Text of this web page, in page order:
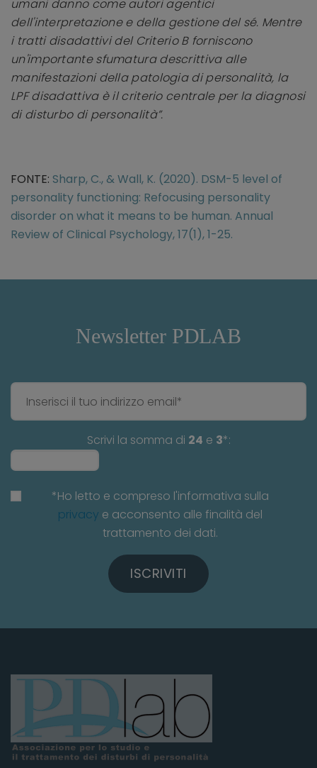
umani danno come autori agentici
dell'interpretazione e della gestione del sé. Mentre
i tratti disadattivi del Criterio B forniscono
un'importante sfumatura descrittiva alle
manifestazioni della patologia di personalità, la
LPF disadattiva è il criterio centrale per la diagnosi
di disturbo di personalità”.
FONTE: Sharp, C., & Wall, K. (2020). DSM-5 level of
personality functioning: Refocusing personality
disorder on what it means to be human. Annual
Review of Clinical Psychology, 17(1), 1-25.
Newsletter PDLAB
Scrivi la somma di 24 e 3*:
*Ho letto e compreso l'informativa sulla
privacy e acconsento alle finalità del
trattamento dei dati.
ISCRIVITI